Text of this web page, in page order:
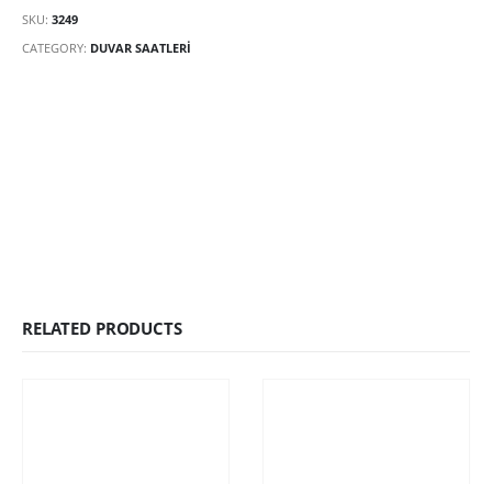
SKU: 3249
CATEGORY: DUVAR SAATLERI
RELATED PRODUCTS